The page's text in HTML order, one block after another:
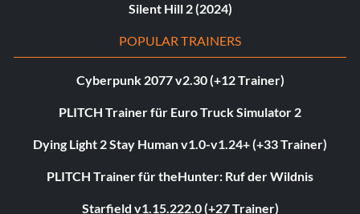
Silent Hill 2 (2024)
POPULAR TRAINERS
Cyberpunk 2077 v2.30 (+12 Trainer)
PLITCH Trainer für Euro Truck Simulator 2
Dying Light 2 Stay Human v1.0-v1.24+ (+33 Trainer)
PLITCH Trainer für theHunter: Ruf der Wildnis
Starfield v1.15.222.0 (+27 Trainer)